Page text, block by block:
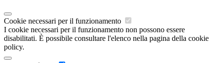
Cookie necessari per il funzionamento
I cookie necessari per il funzionamento non possono essere
disabilitati. È possibile consultare l'elenco nella pagina della cookie
policy.